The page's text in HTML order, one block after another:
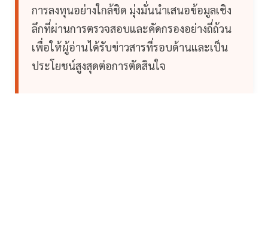
การลงทุนอย่างใกล้ชิด มุ่งมั่นนำเสนอข้อมูลเชิง
ลึกที่ผ่านการตรวจสอบและคัดกรองอย่างถี่ถ้วน
เพื่อให้ผู้อ่านได้รับข่าวสารที่รอบด้านและเป็น
ประโยชน์สูงสุดต่อการตัดสินใจ